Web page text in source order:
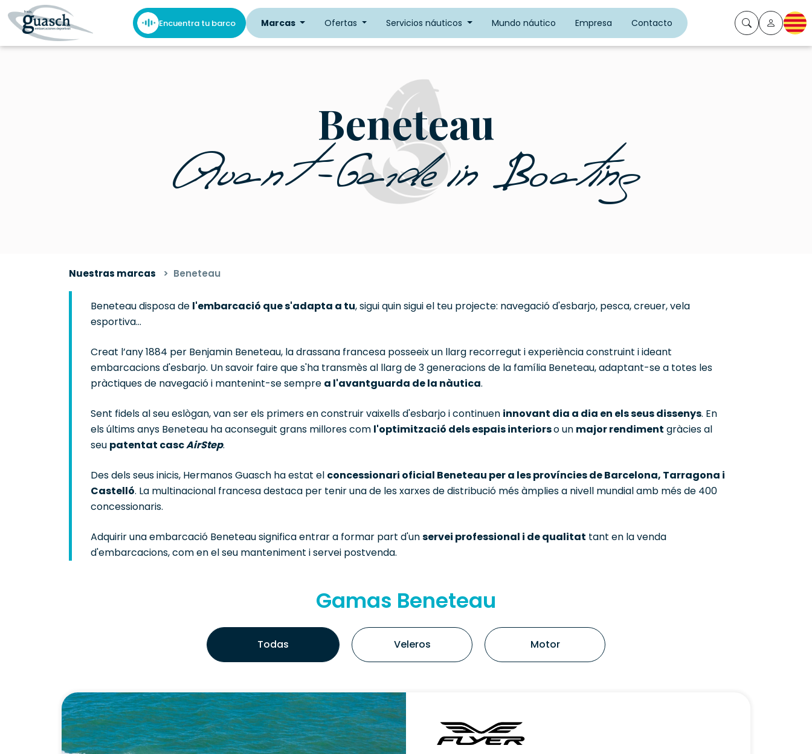
Encuentra tu barco Marcas Ofertas Servicios náuticos Mundo náutico Empresa Contacto CA
Beneteau
Avant-Garde in Boating
Nuestras marcas Beneteau
Beneteau disposa de l'embarcació que s'adapta a tu, sigui quin sigui el teu projecte: navegació d'esbarjo, pesca, creuer, vela
esportiva…
Creat l’any 1884 per Benjamin Beneteau, la drassana francesa posseeix un llarg recorregut i experiència construint i ideant
embarcacions d'esbarjo. Un savoir faire que s'ha transmès al llarg de 3 generacions de la família Beneteau, adaptant-se a totes les
pràctiques de navegació i mantenint-se sempre a l'avantguarda de la nàutica.
Sent fidels al seu eslògan, van ser els primers en construir vaixells d'esbarjo i continuen innovant dia a dia en els seus dissenys. En
els últims anys Beneteau ha aconseguit grans millores com l'optimització dels espais interiorso un major rendiment gràcies al
seu patentat cascAirStep.
Des dels seus inicis, Hermanos Guasch ha estat el concessionari oficial Beneteau per a les províncies de Barcelona, Tarragona i
Castelló. La multinacional francesa destaca per tenir una de les xarxes de distribució més àmplies a nivell mundial amb més de 400
concessionaris.
Adquirir una embarcació Beneteau significa entrar a formar part d'unservei professional i de qualitat tant en la venda
d'embarcacions, com en el seu manteniment i servei postvenda.
Gamas Beneteau
Todas Veleros Motor